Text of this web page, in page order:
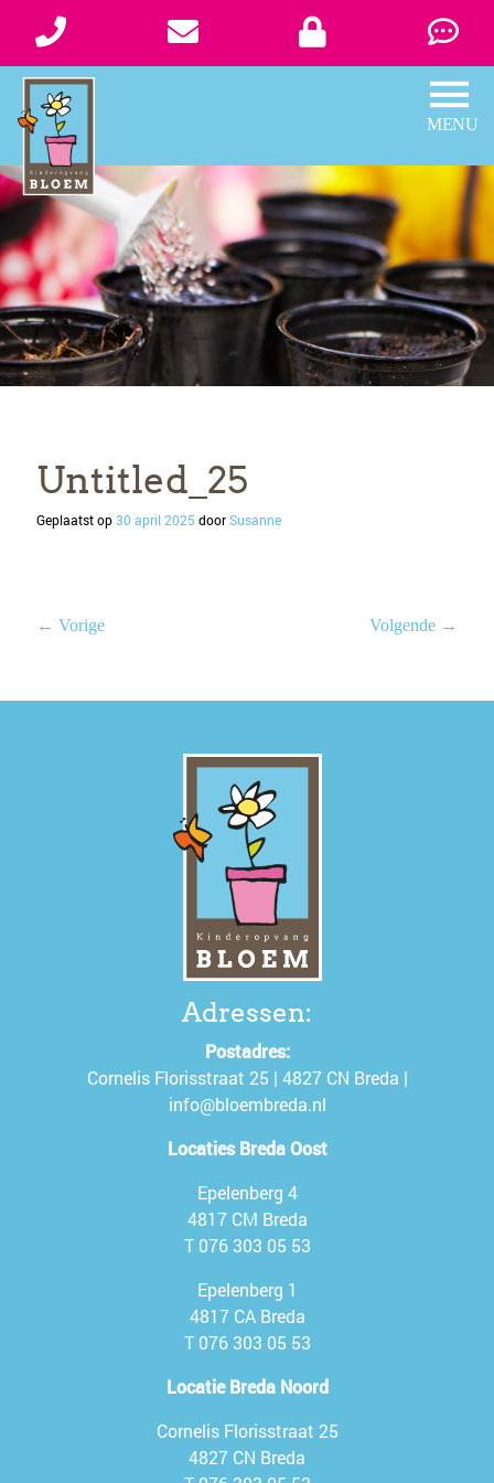
Untitled_25
Geplaatst op30 april 2025 doorSusanne
← Vorige Volgende →
Adressen:
Postadres:
Cornelis Florisstraat 25 | 4827 CN Breda |
info@bloembreda.nl
Locaties Breda Oost
Epelenberg 4
4817 CM Breda
T 076 303 05 53
Epelenberg 1
4817 CA Breda
T 076 303 05 53
Locatie Breda Noord
Cornelis Florisstraat 25
4827 CN Breda